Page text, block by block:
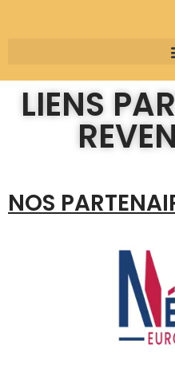
LIENS
NOS